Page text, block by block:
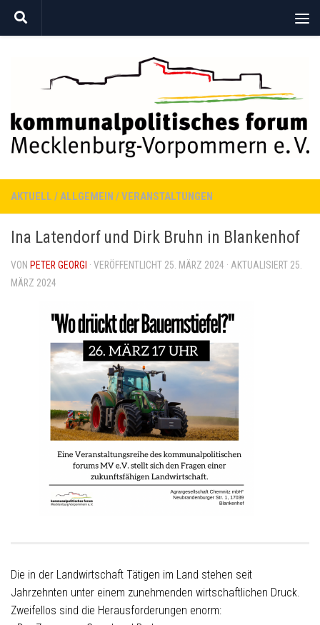
Zum Inhalt springen
AKTUELL /ALLGEMEIN /VERANSTALTUNGEN
Ina Latendorf und Dirk Bruhn in Blankenhof
VON PETER GEORGI · VERÖFFENTLICHT 25. MÄRZ 2024 · AKTUALISIERT 25.
MÄRZ 2024
Die in der Landwirtschaft Tätigen im Land stehen seit
Jahrzehnten unter einem zunehmenden wirtschaftlichen Druck.
Zweifellos sind die Herausforderungen enorm: